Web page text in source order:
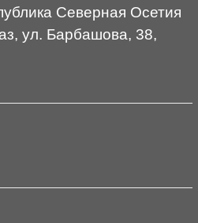
Северная Осетия
ул. Барбашова, 38,